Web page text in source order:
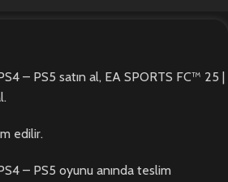
– PS5 satın al, EA SPORTS FC™ 25 |
edilir.
– PS5 oyunu anında teslim